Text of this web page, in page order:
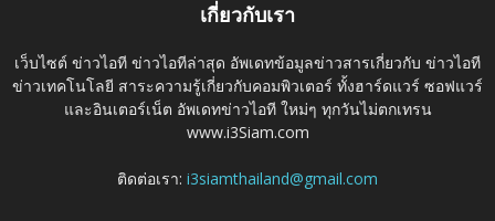
เกี่ยวกับเรา
เว็บไซต์ ข่าวไอที ข่าวไอทีล่าสุด อัพเดทข้อมูลข่าวสารเกี่ยวกับ ข่าวไอที
ข่าวเทคโนโลยี สาระความรู้เกี่ยวกับคอมพิวเตอร์ ทั้งฮาร์ดแวร์ ซอฟแวร์
และอินเตอร์เน็ต อัพเดทข่าวไอที ใหม่ๆ ทุกวันไม่ตกเทรน
www.i3Siam.com
ติดต่อเรา: i3siamthailand@gmail.com